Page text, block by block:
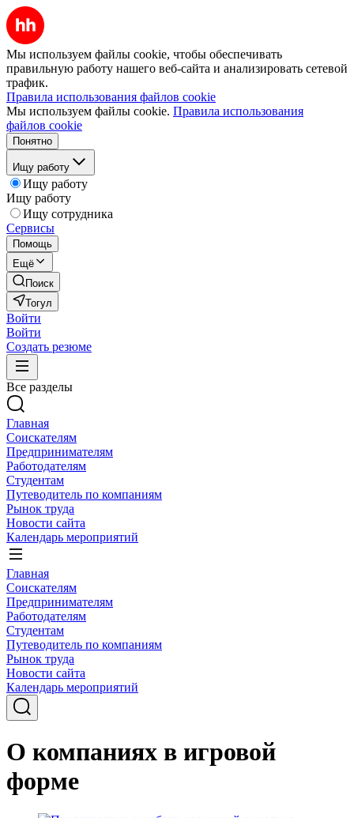
Мы используем файлы cookie, чтобы обеспечивать
правильную работу нашего веб-сайта и анализировать сетевой
трафик.
Правила использования файлов cookie
Мы используем файлы cookie. Правила использования
файлов cookie
Понятно
Ищу работу
Ищу работу
Ищу работу
Ищу сотрудника
Сервисы
Помощь
Ещё
Поиск
Тогул
Войти
Войти
Создать резюме
Все разделы
Главная
Соискателям
Предпринимателям
Работодателям
Студентам
Путеводитель по компаниям
Рынок труда
Новости сайта
Календарь мероприятий
Главная
Соискателям
Предпринимателям
Работодателям
Студентам
Путеводитель по компаниям
Рынок труда
Новости сайта
Календарь мероприятий
О компаниях в игровой
форме